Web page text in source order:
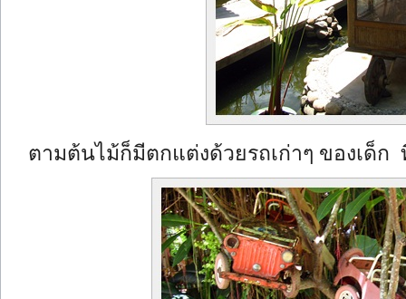
ตามต้นไม้ก็มีตกแต่งด้วยรถเก่าๆ ของเด็